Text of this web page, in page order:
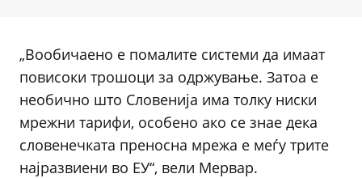
„Вообичаено е помалите системи да имаат
повисоки трошоци за одржување. Затоа е
необично што Словенија има толку ниски
мрежни тарифи, особено ако се знае дека
словенечката преносна мрежа е меѓу трите
најразвиени во ЕУ“, вели Мервар.